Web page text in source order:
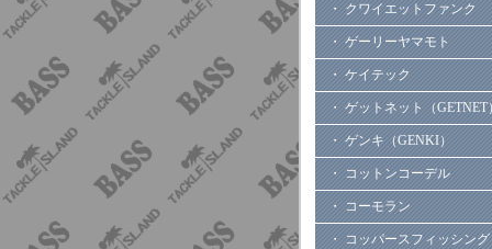
・ クワイエットファンク
・ ゲーリーヤマモト
・ ケイテック
・ ゲットネット（GETNET
・ ゲンキ（GENKI）
・ コットンコーデル
・ コーモラン
・ コッパースフィッシング